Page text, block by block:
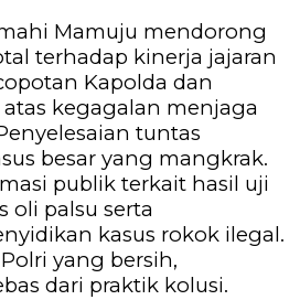
Mamuju mendorong
terhadap kinerja jajaran
Kapolda dan
kegagalan menjaga
tuntas
besar yang mangkrak.
publik terkait hasil uji
oli palsu serta
kasus rokok ilegal.
yang bersih,
dari praktik kolusi.